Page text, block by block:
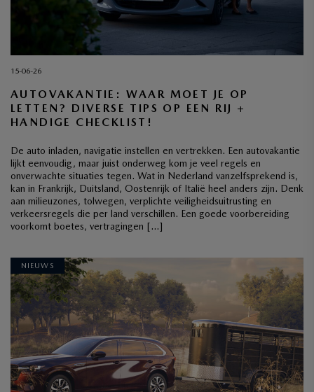
15-06-26
AUTOVAKANTIE: WAAR MOET JE OP
LETTEN? DIVERSE TIPS OP EEN RIJ +
HANDIGE CHECKLIST!
De auto inladen, navigatie instellen en vertrekken. Een autovakantie
lijkt eenvoudig, maar juist onderweg kom je veel regels en
onverwachte situaties tegen. Wat in Nederland vanzelfsprekend is,
kan in Frankrijk, Duitsland, Oostenrijk of Italië heel anders zijn. Denk
aan milieuzones, tolwegen, verplichte veiligheidsuitrusting en
verkeersregels die per land verschillen. Een goede voorbereiding
voorkomt boetes, vertragingen […]
NIEUWS